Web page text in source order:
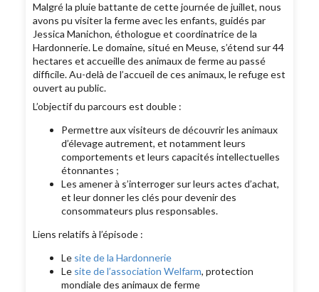
Malgré la pluie battante de cette journée de juillet, nous
avons pu visiter la ferme avec les enfants, guidés par
Jessica Manichon, éthologue et coordinatrice de la
Hardonnerie. Le domaine, situé en Meuse, s’étend sur 44
hectares et accueille des animaux de ferme au passé
difficile. Au-delà de l’accueil de ces animaux, le refuge est
ouvert au public.
L’objectif du parcours est double :
Permettre aux visiteurs de découvrir les animaux
d’élevage autrement, et notamment leurs
comportements et leurs capacités intellectuelles
étonnantes ;
Les amener à s’interroger sur leurs actes d’achat,
et leur donner les clés pour devenir des
consommateurs plus responsables.
Liens relatifs à l’épisode :
Le site de la Hardonnerie
Le site de l’association Welfarm, protection
mondiale des animaux de ferme